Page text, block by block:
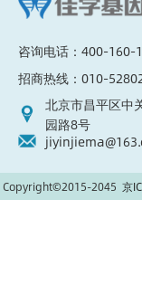
咨询电话：400-160-
招商热线：010-
北京市昌平区中
园路8号
Copyright©2015-2045 京